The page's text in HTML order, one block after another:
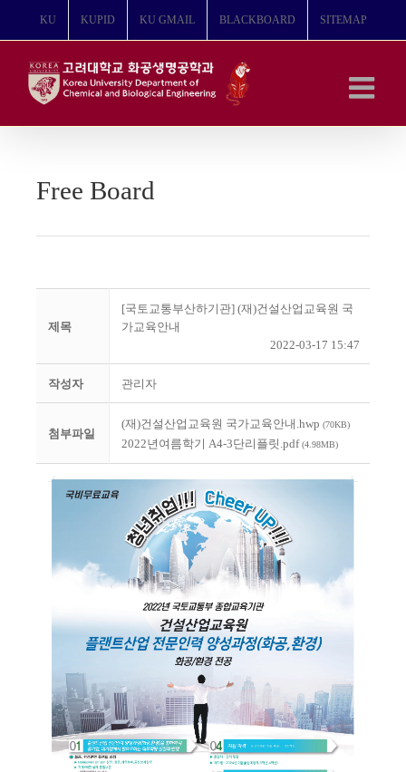
뛰
KU KUPID KU GMAIL BLACKBOARD SITEMAP
Free Board
제목
[국토교통부산하기관] (재)건설산업교육원 국
가교육안내
2022-03-17 15:47
작성자 관리자
첨부파일
(재)건설산업교육원 국가교육안내.hwp (70KB)
2022년여름학기 A4-3단리플릿.pdf(4.98MB)